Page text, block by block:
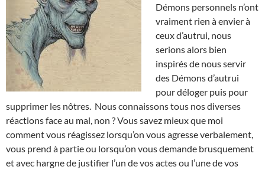
Démons personnels n’ont
vraiment rien à envier à
ceux d’autrui, nous
serions alors bien
inspirés de nous servir
des Démons d’autrui
pour déloger puis pour
supprimer les nôtres. Nous connaissons tous nos diverses
réactions face au mal, non ? Vous savez mieux que moi
comment vous réagissez lorsqu’on vous agresse verbalement,
vous prend à partie ou lorsqu’on vous demande brusquement
et avec hargne de justifier l’un de vos actes ou l’une de vos